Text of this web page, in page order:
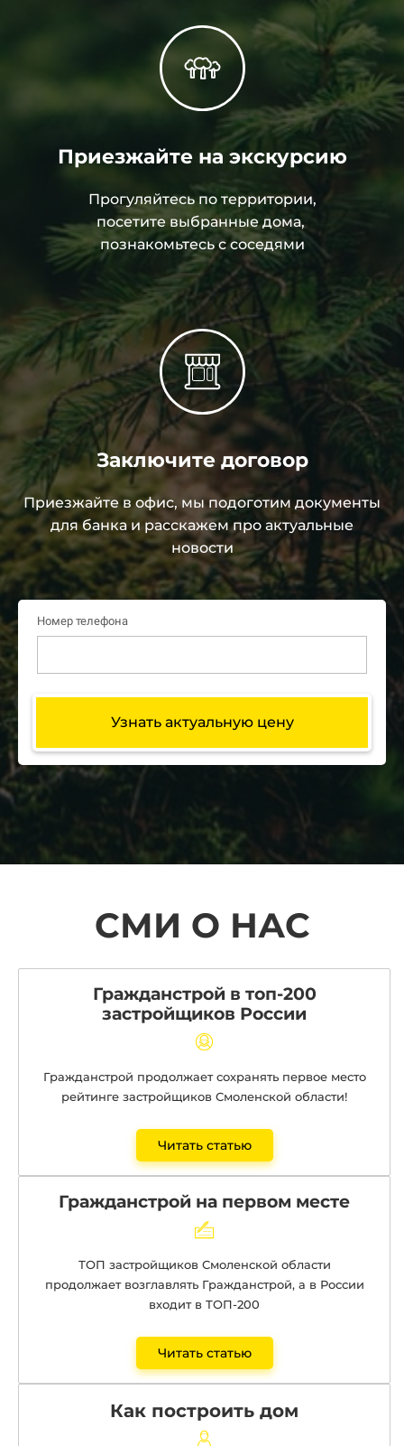
Приезжайте на экскурсию
Прогуляйтесь по территории,
посетите выбранные дома,
познакомьтесь с соседями
Заключите договор
Приезжайте в офис, мы подоготим документы
для банка и расскажем про актуальные
новости
Номер телефона
Узнать актуальную цену
СМИ О НАС
Гражданстрой в топ-200
застройщиков России
Гражданстрой продолжает сохранять первое место
рейтинге застройщиков Смоленской области!
Читать статью
Гражданстрой на первом месте
ТОП застройщиков Смоленской области
продолжает возглавлять Гражданстрой, а в России
входит в ТОП-200
Читать статью
Как построить дом